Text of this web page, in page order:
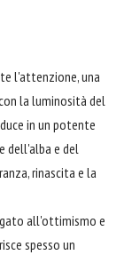
l'attenzione, una
la luminosità del
in un potente
dell'alba e del
rinascita e la
all'ottimismo e
spesso un